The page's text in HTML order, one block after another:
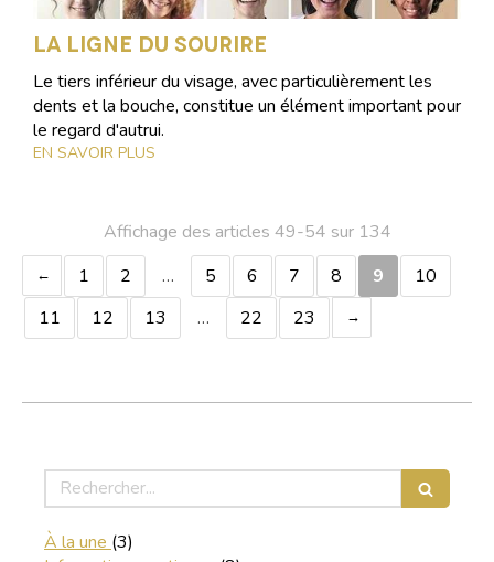
La ligne du sourire
Le tiers inférieur du visage, avec particulièrement les
dents et la bouche, constitue un élément important pour
le regard d'autrui.
EN SAVOIR PLUS
Affichage des articles 49-54 sur 134
1
2 … 5 6 7 8 9
10
11
12 13 … 22 23
Rechercher
À la une (3)